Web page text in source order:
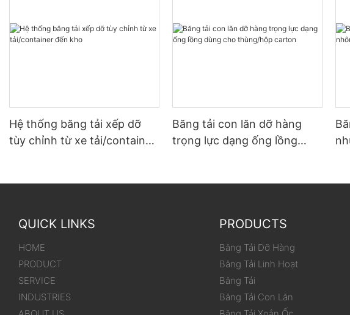
Hệ thống băng tải xếp dỡ
tùy chỉnh từ xe tải/container
Băng tải con lăn dỡ hàng
trọng lực dạng ống lồng
QUICK LINKS
HOME
PRODUCT
SERVICE
INDUSTRIES
PRODUCTS
Băng Tải Dỡ Hàng
Băng Tải Linh Hoạt
Băng Tải
Băng Tải Con Lăn